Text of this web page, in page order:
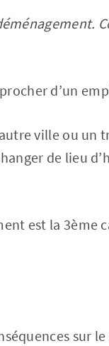
d’un
ville ou un
de lieu
est la 3ème
sur